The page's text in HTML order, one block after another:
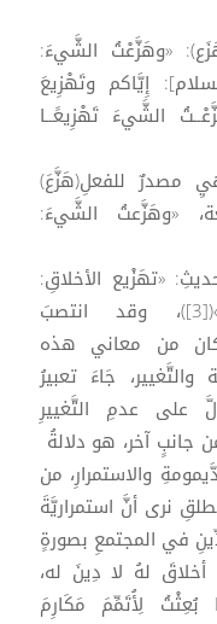
«وهَزَّعْتُ الشَّيءَ:
إِيَّاكم وتَهْزِيعَ
الشَّيءَ تَهْزِيعًــا
مصدرٌ للفعلِ(هَزَّعَ)
«وهَزَّعتُ الشَّيءَ:
«تهَزْيع الأخلاقِ:
تَغِييرُها، وأَصْلُ الهَزَعِ: الكَسْرُ»([3])، وقد انتصبَ
كان من معاني هذه
جَاءَ تعبيرُ
على عدمِ التَّغييرِ
جانبٍ آخر، هو دلالةُ
والاستمرارِ، من
نرى أنَّ استمراريَّةَ
في المجتمعِ بصورةٍ
لهُ لا دِينَ له،
بُعِثْتُ لِأُتَمِّمَ مَكَارِمَ